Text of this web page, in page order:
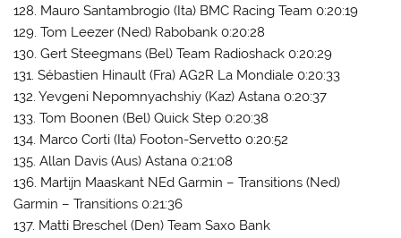
128. Mauro Santambrogio (Ita) BMC Racing Team 0:20:19
129. Tom Leezer (Ned) Rabobank 0:20:28
130. Gert Steegmans (Bel) Team Radioshack 0:20:29
131. Sébastien Hinault (Fra) AG2R La Mondiale 0:20:33
132. Yevgeni Nepomnyachshiy (Kaz) Astana 0:20:37
133. Tom Boonen (Bel) Quick Step 0:20:38
134. Marco Corti (Ita) Footon-Servetto 0:20:52
135. Allan Davis (Aus) Astana 0:21:08
136. Martijn Maaskant NEd Garmin – Transitions (Ned)
Garmin – Transitions 0:21:36
137. Matti Breschel (Den) Team Saxo Bank